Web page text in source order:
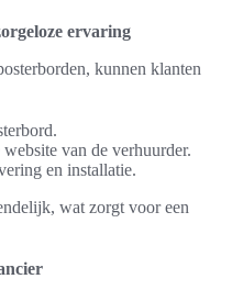
ervaring
kunnen klanten
van de verhuurder.
en installatie.
wat zorgt voor een